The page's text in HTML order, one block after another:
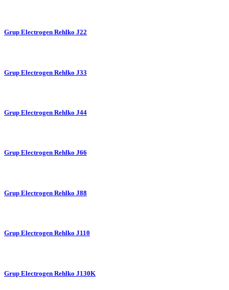
Grup Electrogen Rehlko J22
Grup Electrogen Rehlko J33
Grup Electrogen Rehlko J44
Grup Electrogen Rehlko J66
Grup Electrogen Rehlko J88
Grup Electrogen Rehlko J110
Grup Electrogen Rehlko J130K